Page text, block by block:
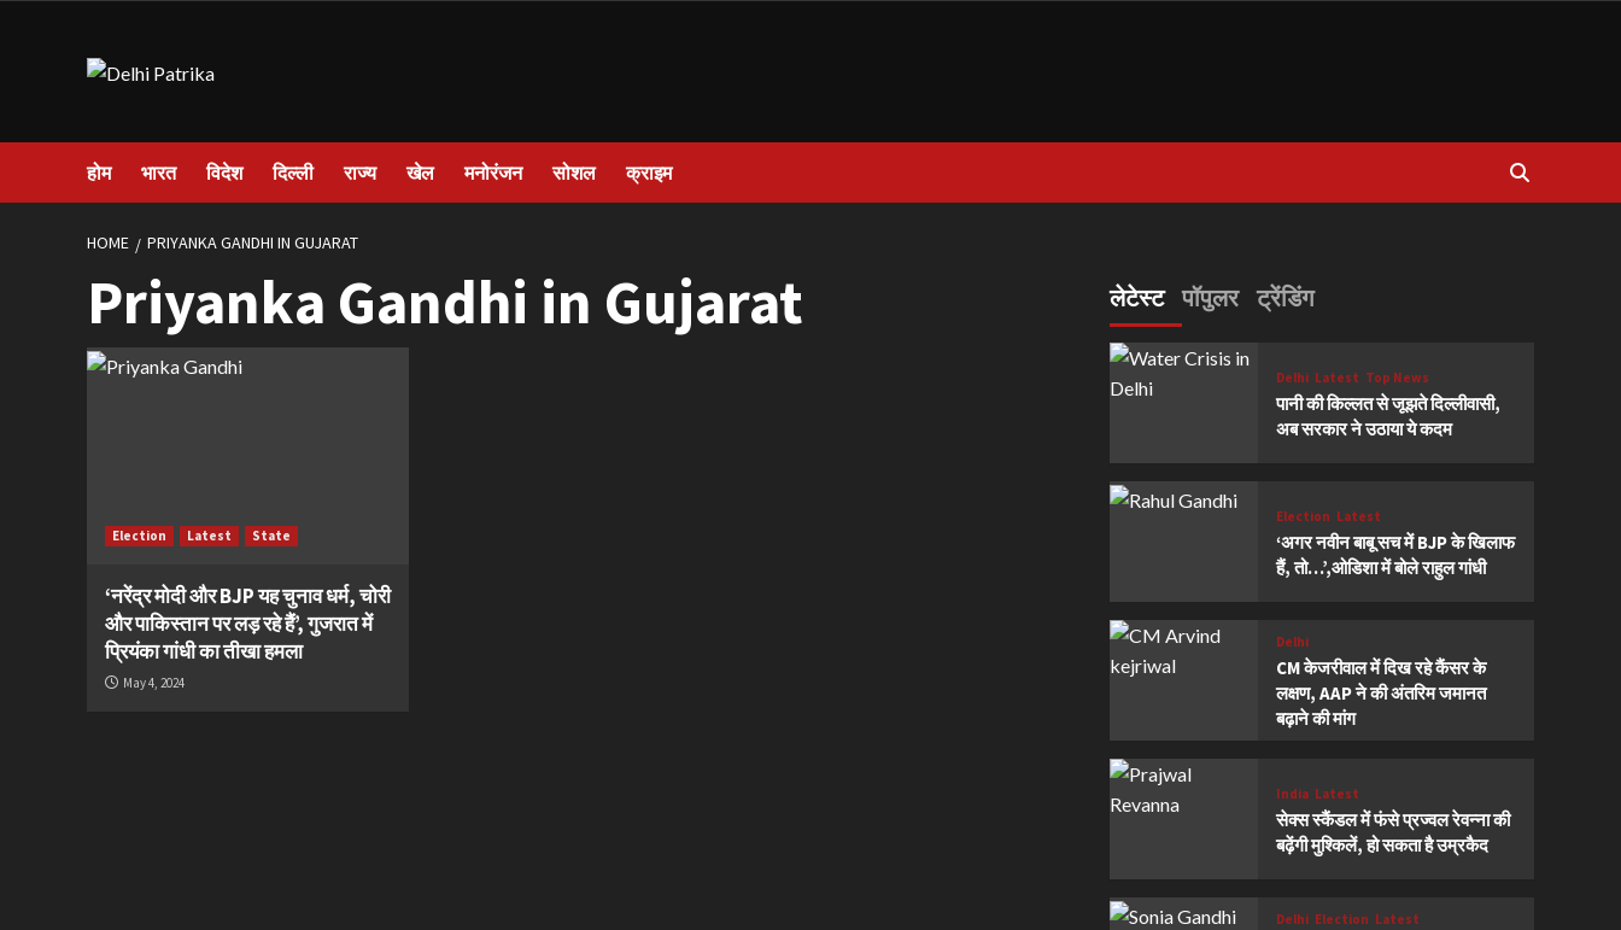
होम भारत विदेश दिल्ली राज्य खेल मनोरंजन सोशल क्राइम
HOME PRIYANKA GANDHI IN GUJARAT
Priyanka Gandhi in Gujarat
Election Latest State
‘नरेंद्र मोदी और BJP यह चुनाव धर्म, चोरी
और पाकिस्तान पर लड़ रहे हैं’, गुजरात में
प्रियंका गांधी का तीखा हमला
May 4, 2024
लेटेस्ट पॉपुलर ट्रेंडिंग
Delhi Latest Top News
पानी की किल्लत से जूझते दिल्लीवासी,
अब सरकार ने उठाया ये कदम
Election Latest
‘अगर नवीन बाबू सच में BJP के खिलाफ
हैं, तो…’,ओडिशा में बोले राहुल गांधी
Delhi
CM केजरीवाल में दिख रहे कैंसर के
लक्षण, AAP ने की अंतरिम जमानत
बढ़ाने की मांग
India Latest
सेक्स स्कैंडल में फंसे प्रज्वल रेवन्ना की
बढ़ेंगी मुश्किलें, हो सकता है उम्रकैद
Delhi Election Latest